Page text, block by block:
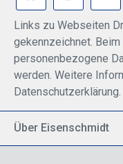
Links zu Webseiten
gekennzeichnet.
personenbezogene
werden. Weitere
Datenschutzerklärung.
Über Eisenschmidt